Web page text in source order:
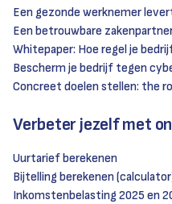
Een gezonde werknemer
Een betrouwbare
Whitepaper: Hoe regel je
Bescherm je bedrijf tegen
Concreet doelen stellen: the
Verbeter jezelf met
Uurtarief berekenen
Bijtelling berekenen
Inkomstenbelasting 2025 en